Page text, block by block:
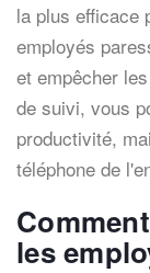
la plus efficace
employés
et empêcher
de suivi, vous
productivité,
téléphone de
les